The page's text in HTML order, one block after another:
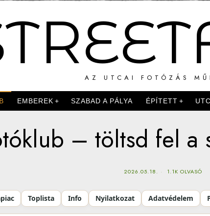
AZ UTCAI FOTÓZÁS
EMBEREK SZABAD A PÁLYA ÉPÍTETT
– töltsd fel a
2026.05.18. 1.1K OLVASÓ
Toplista Info Nyilatkozat Adatvédelem